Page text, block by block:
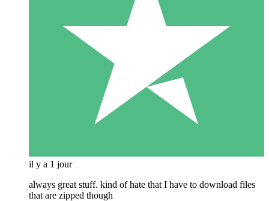
il y a 1 jour
always great stuff. kind of hate that I have to download files
that are zipped though